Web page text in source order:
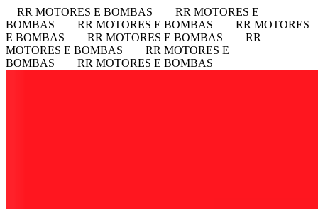
RR MOTORES E BOMBAS
RR MOTORES E
BOMBAS
RR MOTORES E BOMBAS
RR MOTORES
E BOMBAS
RR MOTORES E BOMBAS
RR
MOTORES E BOMBAS
RR MOTORES E
BOMBAS
RR MOTORES E BOMBAS